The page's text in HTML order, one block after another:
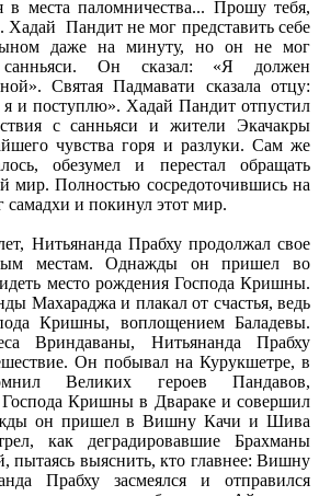
в места паломничества... Прошу тебя,
Хадай Пандит не мог представить себе
даже на минуту, но он не мог
санньяси. Он сказал: «Я должен
Святая Падмавати сказала отцу:
и поступлю». Хадай Пандит отпустил
с санньяси и жители Экачакры
чувства горя и разлуки. Сам же
обезумел и перестал обращать
мир. Полностью сосредоточившись на
самадхи и покинул этот мир.
Нитьянанда Прабху продолжал свое
местам. Однажды он пришел во
место рождения Господа Кришны.
Махараджа и плакал от счастья, ведь
Кришны, воплощением Баладевы.
Вриндаваны, Нитьянанда Прабху
Он побывал на Курукшетре, в
Великих героев Пандавов,
Господа Кришны в Двараке и совершил
он пришел в Вишну Качи и Шива
как деградировавшие Брахманы
пытаясь выяснить, кто главнее: Вишну
Прабху засмеялся и отправился